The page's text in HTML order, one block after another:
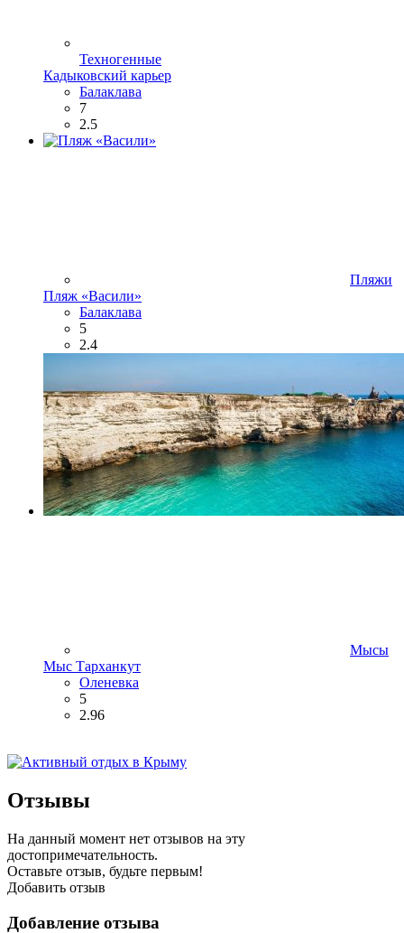
Техногенные
Кадыковский карьер
Балаклава
7
2.5
Пляжи
Пляж «Васили»
Балаклава
5
2.4
Мысы
Мыс Тарханкут
Оленевка
5
2.96
Отзывы
На данный момент нет отзывов на эту
достопримечательность.
Оставьте отзыв, будьте первым!
Добавить отзыв
Добавление отзыва